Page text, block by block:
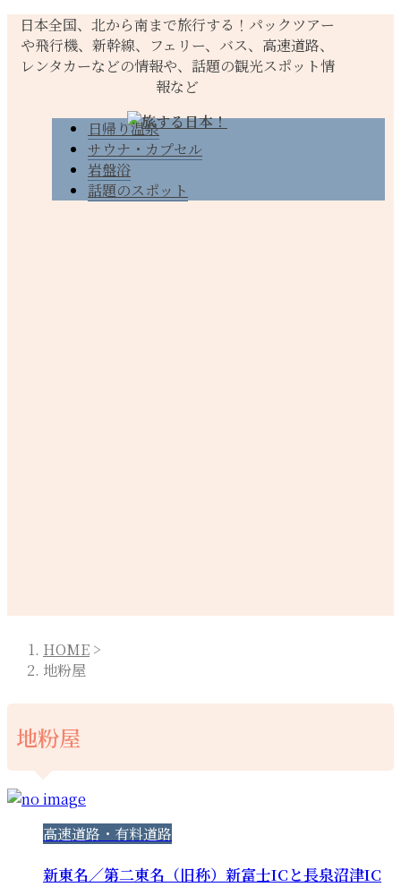
日本全国、北から南まで旅行する！パックツアー
や飛行機、新幹線、フェリー、バス、高速道路、
レンタカーなどの情報や、話題の観光スポット情
報など
日帰り温泉
サウナ・カプセル
岩盤浴
話題のスポット
HOME >
地粉屋
地粉屋
高速道路・有料道路
新東名／第二東名（旧称）新富士ICと長泉沼津IC